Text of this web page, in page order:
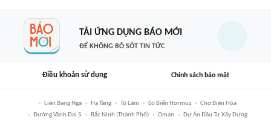
TẢI ỨNG DỤNG BÁO MỚI
ĐỂ KHÔNG BỎ SÓT TIN TỨC
Điều khoản sử dụng Chính sách bảo mật
Liên Bang Nga Hạ Tầng Tô Lâm Eo Biển Hormuz
Chợ Biên Hòa
Đường Vành Đai 5
Bắc Ninh (thành Phố) Oman
Dự Án Đầu Tư Xây Dựng